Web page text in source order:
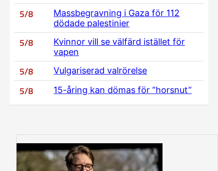
5/8
Massbegravning i Gaza för 112
dödade palestinier
5/8
Kvinnor vill se välfärd istället för
vapen
5/8 Vulgariserad valrörelse
5/8 15-åring kan dömas för ”horsnut”